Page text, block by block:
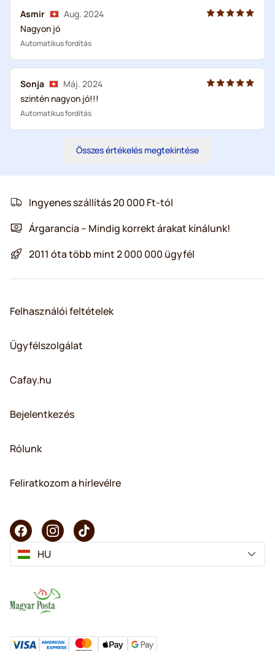
Asmir
Aug. 2024
Nagyon jó
Automatikus fordítás
Sonja
Máj. 2024
szintén nagyon jó!!!
Automatikus fordítás
Összes értékelés megtekintése
Ingyenes szállítás 20 000 Ft-tól
Árgarancia – Mindig korrekt árakat kínálunk!
2011 óta több mint 2 000 000 ügyfél
Felhasználói feltételek
Ügyfélszolgálat
Cafay.hu
Bejelentkezés
Rólunk
Feliratkozom a hírlevélre
HU